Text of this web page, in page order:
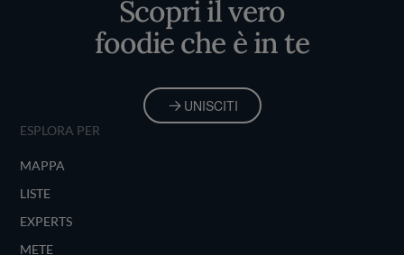
Scopri il vero
foodie che è in te
UNISCITI
ESPLORA PER
MAPPA
LISTE
EXPERTS
METE